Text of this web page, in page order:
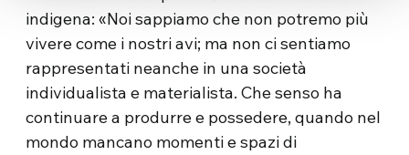
indigena: «Noi sappiamo che non potremo più
vivere come i nostri avi; ma non ci sentiamo
rappresentati neanche in una società
individualista e materialista. Che senso ha
continuare a produrre e possedere, quando nel
mondo mancano momenti e spazi di